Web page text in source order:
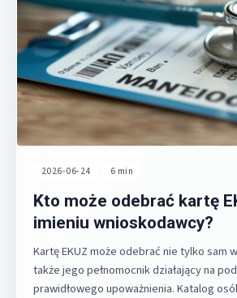
2026-06-24 6 min
Kto może odebrać kartę
imieniu wnioskodawcy?
Kartę EKUZ może odebrać nie tylko sam
także jego pełnomocnik działający na
prawidłowego upoważnienia. Katalog